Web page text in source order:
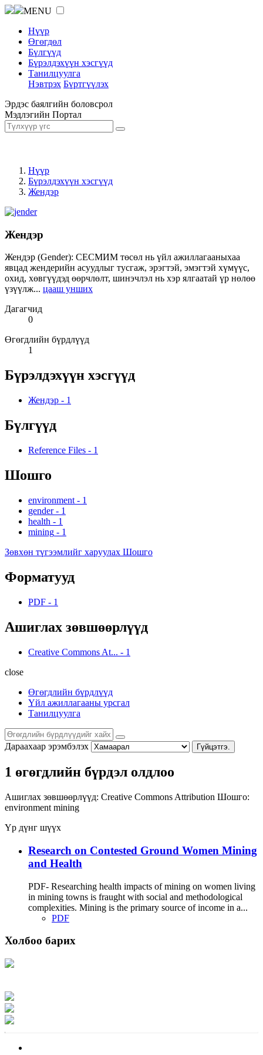
MENU
Нүүр
Өгөгдөл
Бүлгүүд
Бүрэлдэхүүн хэсгүүд
Танилцуулга
Нэвтрэх Бүртгүүлэх
Эрдэс баялгийн боловсрол
Мэдлэгийн Портал
Нүүр
Бүрэлдэхүүн хэсгүүд
Жендэр
Жендэр
Жендэр (Gender): СЕСМИМ төсөл нь үйл ажиллагааныхаа
явцад жендерийн асуудлыг тусгаж, эрэгтэй, эмэгтэй хүмүүс,
охид, хөвгүүдэд өөрчлөлт, шинэчлэл нь хэр ялгаатай үр нөлөө
үзүүлж... цааш унших
Дагагчид
0
Өгөгдлийн бүрдлүүд
1
Бүрэлдэхүүн хэсгүүд
Жендэр - 1
Бүлгүүд
Reference Files - 1
Шошго
environment - 1
gender - 1
health - 1
mining - 1
Зөвхөн түгээмлийг харуулах Шошго
Форматууд
PDF - 1
Ашиглах зөвшөөрлүүд
Creative Commons At... - 1
close
Өгөгдлийн бүрдлүүд
Үйл ажиллагааны урсгал
Танилцуулга
Дараахаар эрэмбэлэх Гүйцэтгэ.
1 өгөгдлийн бүрдэл олдлоо
Ашиглах зөвшөөрлүүд: Creative Commons Attribution Шошго:
environment mining
Үр дүнг шүүх
Research on Contested Ground Women Mining
and Health
PDF- Researching health impacts of mining on women living
in mining towns is fraught with social and methodological
complexities. Mining is the primary source of income in a...
PDF
Холбоо барих